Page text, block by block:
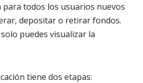
para todos los usuarios nuevos
depositar o retirar fondos.
puedes visualizar la
tiene dos etapas: